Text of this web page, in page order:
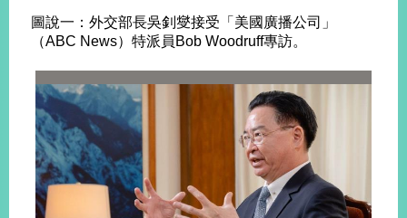
宣
告
隱
私
權
保
護
及
資
訊
圖說一：外交部長吳釗燮接受「美國廣播公司」
（ABC News）特派員Bob Woodruff專訪。